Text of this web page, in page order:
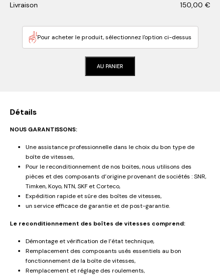
Livraison 150,00 €
Pour acheter le produit, sélectionnez l'option ci-dessus
AU PANIER
Détails
NOUS GARANTISSONS:
Une assistance professionnelle dans le choix du bon type de
boîte de vitesses,
Pour le reconditionnement de nos boites, nous utilisons des
pièces et des composants d’origine provenant de sociétés : SNR,
Timken, Koyo, NTN, SKF et Corteco,
Expédition rapide et sûre des boîtes de vitesses,
un service efficace de garantie et de post-garantie.
Le reconditionnement des boîtes de vitesses comprend:
Démontage et vérification de l’état technique,
Remplacement des composants usés essentiels au bon
fonctionnement de la boîte de vitesses,
Remplacement et réglage des roulements,